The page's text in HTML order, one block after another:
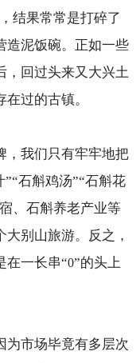
结果常常是打碎了
造泥饭碗。正如一些
，回过头来又大兴土
过的古镇。
，我们只有牢牢地把
石斛鸡汤”“石斛花
、石斛养老产业等
别山旅游。反之，
在一长串“0”的头上
为市场毕竟有多层次